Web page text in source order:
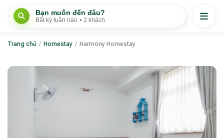
Bạn muốn đến đâu?
Bất kỳ tuần nào • 2 khách
Trang chủ / Homestay / Harmony Homestay